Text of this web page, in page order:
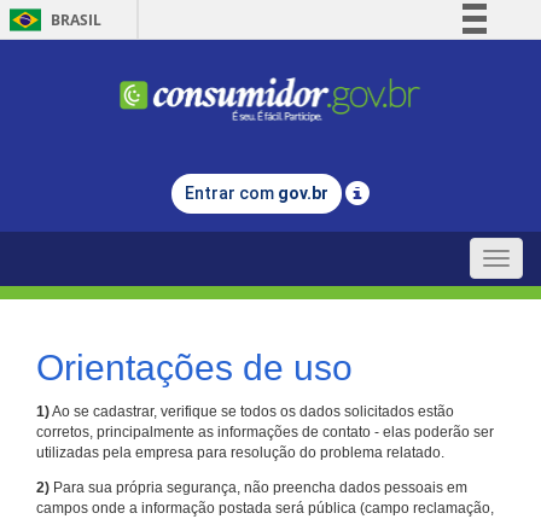
BRASIL
Comunica BR
Legislação
Entrar com gov.br
Toggle
Orientações de uso
1)Ao se cadastrar, verifique se todos os dados solicitados estão
corretos, principalmente as informações de contato - elas poderão ser
utilizadas pela empresa para resolução do problema relatado.
2) Para sua própria segurança, não preencha dados pessoais em
campos onde a informação postada será pública (campo reclamação,